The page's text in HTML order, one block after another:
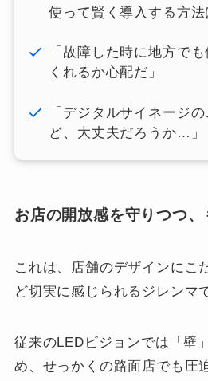
使って賢く導入する方法
「故障した時に地方で
くれるか心配だ」
「デジタルサイネージ
ど、大丈夫だろうか…」
お店の開放感を守りつつ
これは、店舗のデザインにこ
ど切実に感じられるジレンマ
従来のLEDビジョンでは「壁
め、せっかくの路面店でも圧